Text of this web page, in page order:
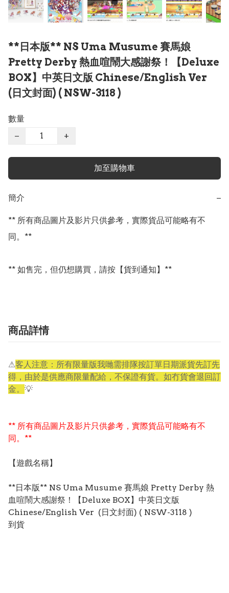
**日本版** NS Uma Musume 賽馬娘
Pretty Derby 熱血喧鬧大感謝祭！【Deluxe
BOX】中英日文版 Chinese/English Ver
(日文封面) ( NSW-3118 )
數量
−
+
加至購物車
簡介 −
** 所有商品圖片及影片只供參考，實際貨品可能略有不
同。**
** 如售完，但仍想購買，請按【貨到通知】**
商品詳情
⚠客人注意：所有限量版我哋需排隊按訂單日期派貨先訂先
得，由於是供應商限量配給，不保證有貨。如冇貨會退回訂
金。 💡
** 所有商品圖片及影片只供參考，實際貨品可能略有不
同。**
【遊戲名稱】
**日本版** NS Uma Musume 賽馬娘 Pretty Derby 熱
血喧鬧大感謝祭！【Deluxe BOX】中英日文版
Chinese/English Ver (日文封面) ( NSW-3118 )
到貨